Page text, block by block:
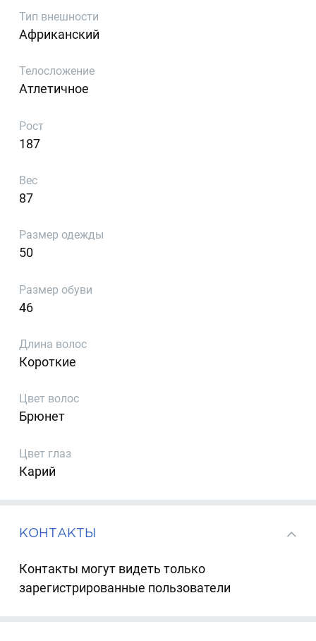
Тип внешности
Африканский
Телосложение
Атлетичное
Рост
187
Вес
87
Размер одежды
50
Размер обуви
46
Длина волос
Короткие
Цвет волос
Брюнет
Цвет глаз
Карий
КОНТАКТЫ
Контакты могут видеть только
зарегистрированные пользователи